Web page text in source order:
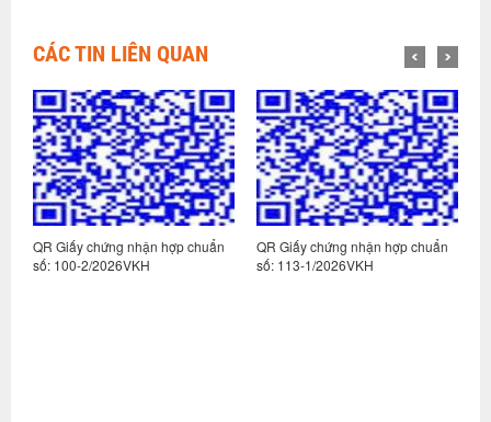
CÁC TIN LIÊN QUAN
QR Giấy chứng nhận hợp chuẩn
số: 100-2/2026VKH
QR Giấy chứng nhận hợp chuẩn
số: 113-1/2026VKH